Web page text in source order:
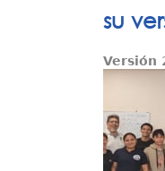
su
Versión